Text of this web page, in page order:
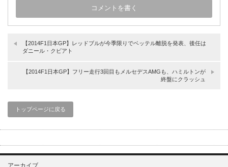
【2014F1日本GP】レッドブルが今季限りでベッテル離脱を発表、後任は
ダニール・クビアト
【2014F1日本GP】フリー走行3回目もメルセデスAMGも、ハミルトンが
終盤にクラッシュ
トップページに戻る
アーカイブ